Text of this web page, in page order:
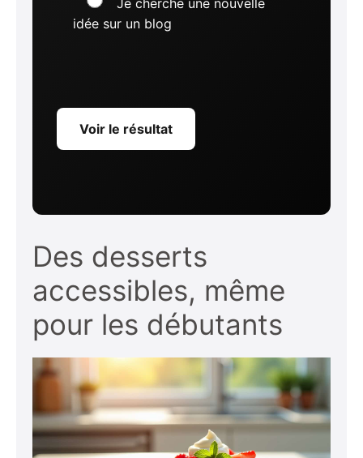
Je cherche une nouvelle
idée sur un blog
Voir le résultat
Des desserts
accessibles, même
pour les débutants